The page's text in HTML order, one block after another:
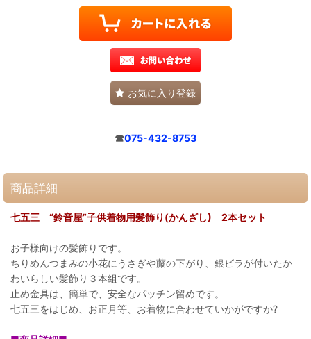
お気に入り登録
☎075-432-8753
商品詳細
七五三 “鈴音屋”子供着物用髪飾り(かんざし) 2本セット
お子様向けの髪飾りです。
ちりめんつまみの小花にうさぎや藤の下がり、銀ビラが付いたか
わいらしい髪飾り３本組です。
止め金具は、簡単で、安全なパッチン留めです。
七五三をはじめ、お正月等、お着物に合わせていかがですか?